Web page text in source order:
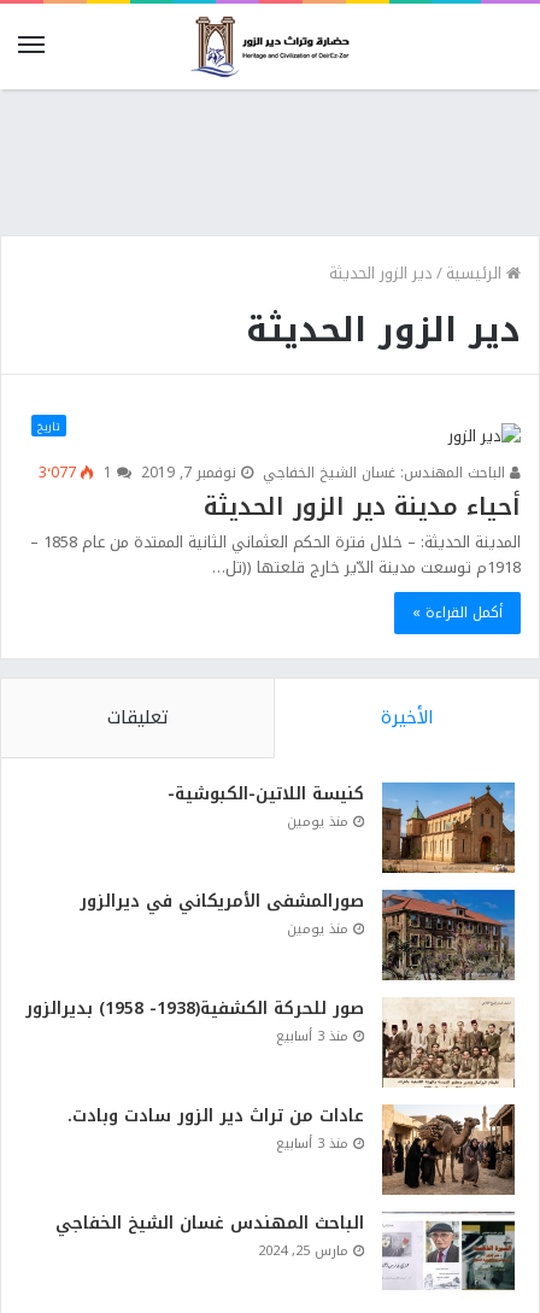
الرئيسية/دير الزور الحديثة
دير الزور الحديثة
تاريخ
الباحث المهندس: غسان الشيخ الخفاجي نوفمبر 7, 2019 3٬077
أحياء مدينة دير الزور الحديثة
المدينة الحديثة: – خلال فترة الحكم العثماني الثانية الممتدة من عام 1858 –
1918م توسعت مدينة الدّير خارج قلعتها ((تل…
أكمل القراءة »
الأخيرة تعليقات
كنيسة اللاتين-الكبوشية-
منذ يومين
صورالمشفى الأمريكاني في ديرالزور
منذ يومين
صور للحركة الكشفية(1938- 1958) بديرالزور
منذ 3 أسابيع
عادات من تراث دير الزور سادت وبادت.
منذ 3 أسابيع
الباحث المهندس غسان الشيخ الخفاجي
مارس 25, 2024